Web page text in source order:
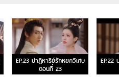
EP.23 ปาฏิหาริย์รักหยกวิเศษ
ตอนที่ 23
EP.22